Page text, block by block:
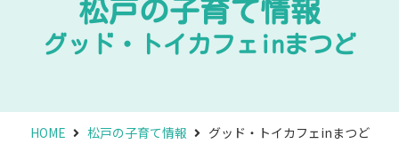
松戸の子育て情報​
グッド・トイカフェinまつど
HOME 松戸の子育て情報 グッド・トイカフェinまつど